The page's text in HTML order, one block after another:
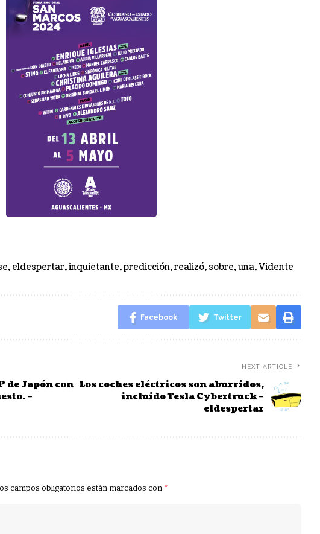
, eldespertar,inquietante,predicción,realizó, sobre,una,Vidente
Facebook Twitter
de Japón con
–
NEXT ARTICLE
Los coches eléctricos son aburridos,
incluido Tesla Cybertruck –
eldespertar
campos obligatorios están marcados con *